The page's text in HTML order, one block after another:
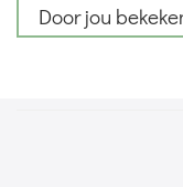
Door jou